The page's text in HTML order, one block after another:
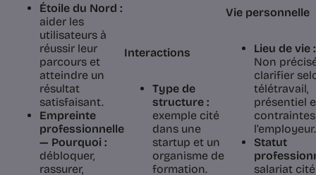
Étoile du Nord :
aider les
utilisateurs à
réussir leur
parcours et
atteindre un
résultat
satisfaisant.
Empreinte
professionnelle
— Pourquoi :
débloquer,
rassurer,
Interactions
Type de
structure :
exemple cité
dans une
startup et un
organisme de
formation.
Vie personnelle
Lieu de vie :
Non
clarifier
télétravail,
présentiel
l’employeur.
Statut
salariat cité